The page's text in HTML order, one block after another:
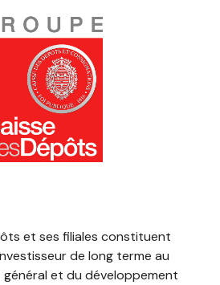
et ses filiales constituent
de long terme au
général et du développement